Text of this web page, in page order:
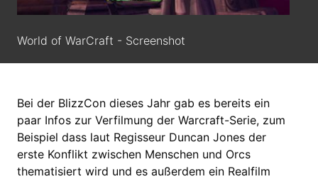
World of WarCraft - Screenshot
Bei der BlizzCon dieses Jahr gab es bereits ein
paar Infos zur Verfilmung der Warcraft-Serie, zum
Beispiel dass laut Regisseur Duncan Jones der
erste Konflikt zwischen Menschen und Orcs
thematisiert wird und es außerdem ein Realfilm